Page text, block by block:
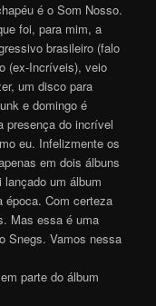
é o Som Nosso.
foi, para mim, a
brasileiro (falo
(ex-Incríveis), veio
um disco para
e domingo é
presença do incrível
eu. Infelizmente os
em dois álbuns
um álbum
época. Com certeza
Mas essa é uma
Snegs. Vamos nessa
parte do álbum